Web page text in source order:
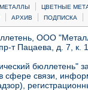
|
ЦВЕТНЫЕ
| АРХИВ | ПОДПИСКА |
ООО
т Пацаева, д. 7,
бюллетень"
сфере связи,